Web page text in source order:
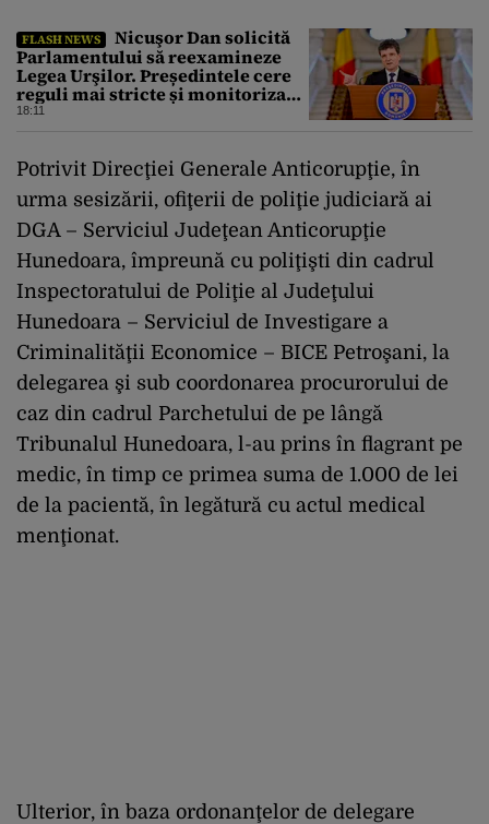
FLASH NEWS
Nicuşor Dan solicită
Parlamentului să reexamineze
Legea Urşilor. Președintele cere
reguli mai stricte și monitorizare
în timp real
18:11
Potrivit Direcţiei Generale Anticorupţie, în
urma sesizării, ofiţerii de poliţie judiciară ai
DGA – Serviciul Judeţean Anticorupţie
Hunedoara, împreună cu poliţişti din cadrul
Inspectoratului de Poliţie al Judeţului
Hunedoara – Serviciul de Investigare a
Criminalităţii Economice – BICE Petroşani, la
delegarea şi sub coordonarea procurorului de
caz din cadrul Parchetului de pe lângă
Tribunalul Hunedoara, l-au prins în flagrant pe
medic, în timp ce primea suma de 1.000 de lei
de la pacientă, în legătură cu actul medical
menţionat.
Ulterior, în baza ordonanţelor de delegare